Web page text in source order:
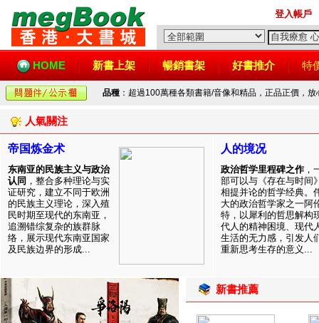
登入帳戶
HOME 新書上架 暢銷書架 好書推介 特
品種 ：超過100萬種各類書籍/音像和精品，正品正價，
人氣關注
帝国炼金术
东南亚的民族主义与政治
认同 ，整合多种理论与实
证研究，建立不同于欧洲
的民族主义理论，深入殖
民时期至现代的东南亚，
追溯错综复杂的族群脉
络，展示现代东南亚国家
及民族边界的形成...
人的境况
政治哲学里程碑之作 ，
部可以与《存在与时间
相提并论的哲学经典。
大的政治哲学家之一阿
特，以犀利的哲思解构
代人的精神困境、现代
生活的无力感，引发人
重新思考生存的意义...
新書推薦